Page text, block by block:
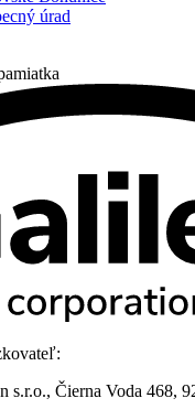
úrad
s.r.o., Čierna Voda 468,